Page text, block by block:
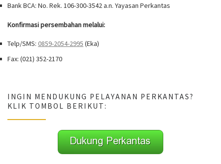
Bank BCA: No. Rek. 106-300-3542 a.n. Yayasan Perkantas
Konfirmasi persembahan melalui:
Telp/SMS: 0859-2054-2995 (Eka)
Fax: (021) 352-2170
INGIN MENDUKUNG PELAYANAN PERKANTAS?
KLIK TOMBOL BERIKUT: